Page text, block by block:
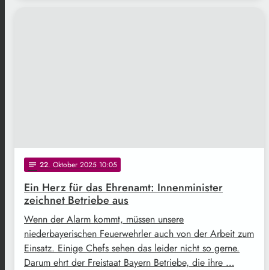
notes 22. Oktober 2025 10:05
Ein Herz für das Ehrenamt: Innenminister
zeichnet Betriebe aus
Wenn der Alarm kommt, müssen unsere
niederbayerischen Feuerwehrler auch von der Arbeit zum
Einsatz. Einige Chefs sehen das leider nicht so gerne.
Darum ehrt der Freistaat Bayern Betriebe, die ihre …